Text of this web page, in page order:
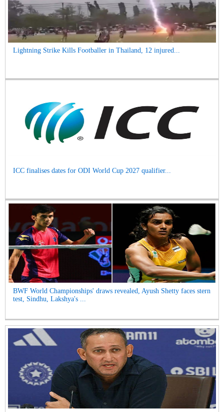
Lightning Strike Kills Footballer in Thailand, 12 injured...
ICC finalises dates for ODI World Cup 2027 qualifier...
BWF World Championships' draws revealed, Ayush Shetty faces stern
test, Sindhu, Lakshya's ...